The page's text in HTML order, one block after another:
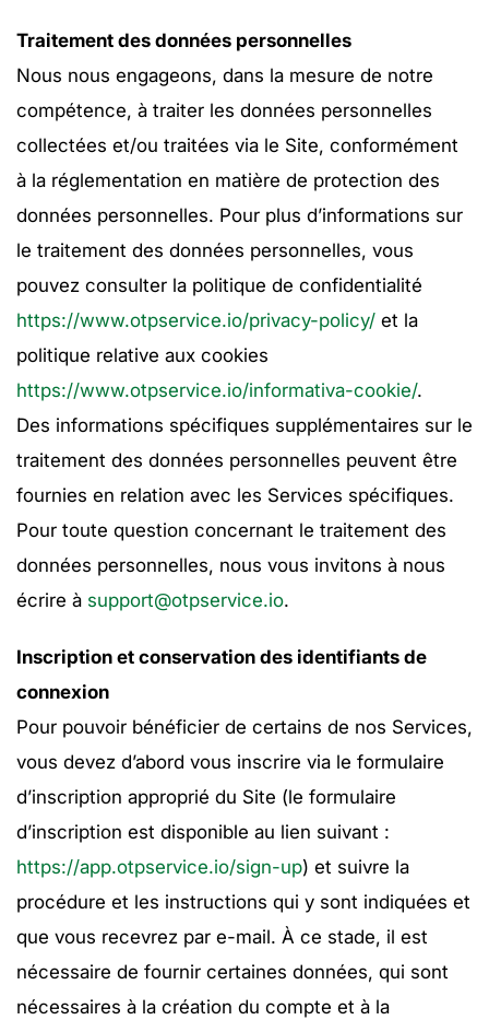
Traitement des données personnelles
Nous nous engageons, dans la mesure de notre
compétence, à traiter les données personnelles
collectées et/ou traitées via le Site, conformément
à la réglementation en matière de protection des
données personnelles. Pour plus d’informations sur
le traitement des données personnelles, vous
pouvez consulter la politique de confidentialité
https://www.otpservice.io/privacy-policy/ et la
politique relative aux cookies
https://www.otpservice.io/informativa-cookie/.
Des informations spécifiques supplémentaires sur le
traitement des données personnelles peuvent être
fournies en relation avec les Services spécifiques.
Pour toute question concernant le traitement des
données personnelles, nous vous invitons à nous
écrire à support@otpservice.io.
Inscription et conservation des identifiants de
connexion
Pour pouvoir bénéficier de certains de nos Services,
vous devez d’abord vous inscrire via le formulaire
d’inscription approprié du Site (le formulaire
d’inscription est disponible au lien suivant :
https://app.otpservice.io/sign-up) et suivre la
procédure et les instructions qui y sont indiquées et
que vous recevrez par e-mail. À ce stade, il est
nécessaire de fournir certaines données, qui sont
nécessaires à la création du compte et à la